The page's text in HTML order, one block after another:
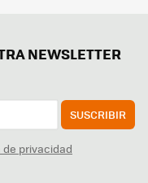
NEWSLETTER
SUSCRIBIR
privacidad